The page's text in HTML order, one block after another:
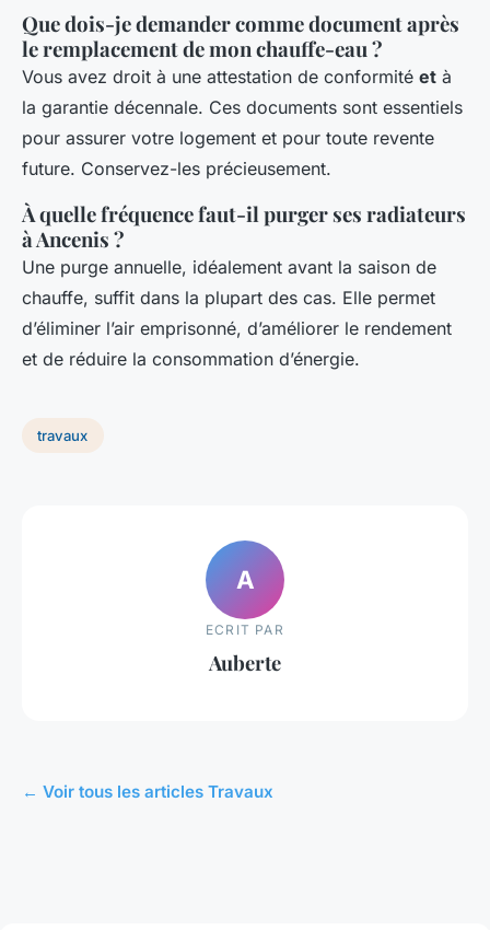
Que dois-je demander comme document après
le remplacement de mon chauffe-eau ?
Vous avez droit à une attestation de conformité et à
la garantie décennale. Ces documents sont essentiels
pour assurer votre logement et pour toute revente
future. Conservez-les précieusement.
À quelle fréquence faut-il purger ses radiateurs
à Ancenis ?
Une purge annuelle, idéalement avant la saison de
chauffe, suffit dans la plupart des cas. Elle permet
d’éliminer l’air emprisonné, d’améliorer le rendement
et de réduire la consommation d’énergie.
travaux
A
ECRIT PAR
Auberte
← Voir tous les articles Travaux